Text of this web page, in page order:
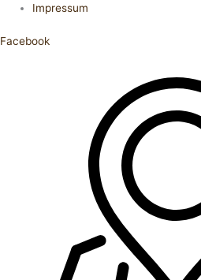
Impressum
Facebook